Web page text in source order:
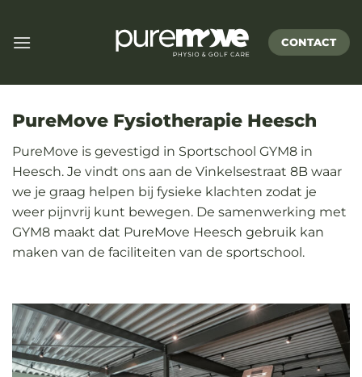
inhoud
CONTACT
PureMove Fysiotherapie Heesch
PureMove is gevestigd in Sportschool GYM8 in
Heesch. Je vindt ons aan de Vinkelsestraat 8B waar
we je graag helpen bij fysieke klachten zodat je
weer pijnvrij kunt bewegen. De samenwerking met
GYM8 maakt dat PureMove Heesch gebruik kan
maken van de faciliteiten van de sportschool.